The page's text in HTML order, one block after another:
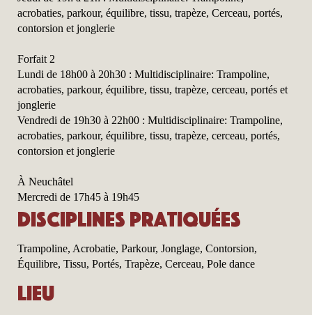
acrobaties, parkour, équilibre, tissu, trapèze, Cerceau, portés,
contorsion et jonglerie
Forfait 2
Lundi de 18h00 à 20h30 : Multidisciplinaire: Trampoline,
acrobaties, parkour, équilibre, tissu, trapèze, cerceau, portés et
jonglerie
Vendredi de 19h30 à 22h00 : Multidisciplinaire: Trampoline,
acrobaties, parkour, équilibre, tissu, trapèze, cerceau, portés,
contorsion et jonglerie
À Neuchâtel
Mercredi de 17h45 à 19h45
Disciplines pratiquées
Trampoline, Acrobatie, Parkour, Jonglage, Contorsion,
Équilibre, Tissu, Portés, Trapèze, Cerceau, Pole dance
Lieu